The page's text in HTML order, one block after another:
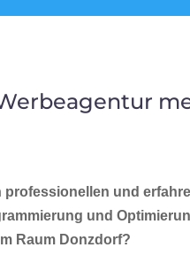
professionellen und
und
Raum Donzdorf?